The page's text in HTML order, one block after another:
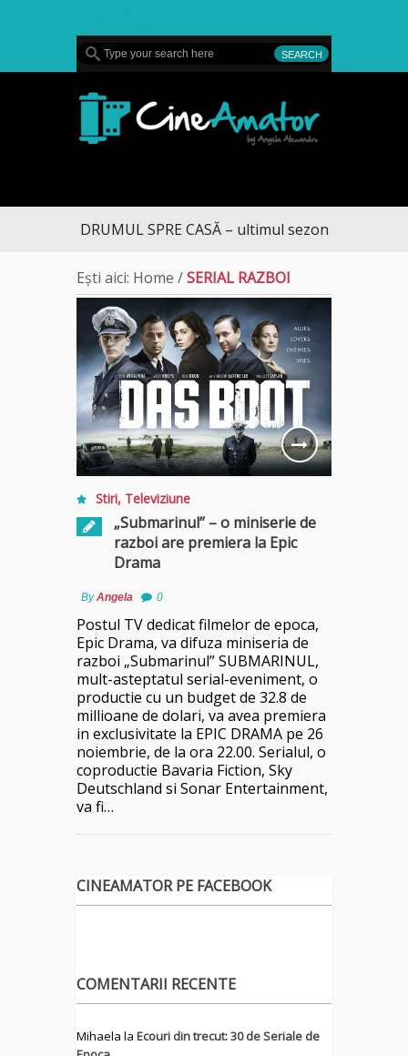
DRUMUL SPRE CASĂ – ultimul sezon te aduce la
Ești aici: Home /SERIAL RAZBOI
Stiri, Televiziune
„Submarinul” – o miniserie de
razboi are premiera la Epic
Drama
ByAngela 0
Postul TV dedicat filmelor de epoca,
Epic Drama, va difuza miniseria de
razboi „Submarinul” SUBMARINUL,
mult-asteptatul serial-eveniment, o
productie cu un budget de 32.8 de
millioane de dolari, va avea premiera
in exclusivitate la EPIC DRAMA pe 26
noiembrie, de la ora 22.00. Serialul, o
coproductie Bavaria Fiction, Sky
Deutschland si Sonar Entertainment,
va fi…
CINEAMATOR PE FACEBOOK
COMENTARII RECENTE
Mihaela la Ecouri din trecut: 30 de Seriale de